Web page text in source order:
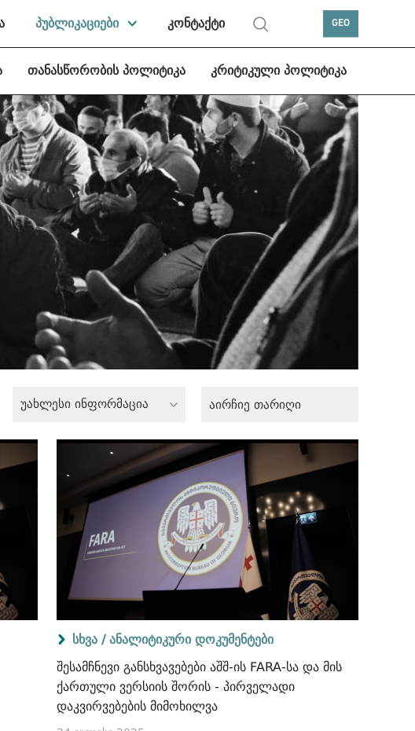
პუბლიკაციები კონტაქტი GEO
თანასწორობის პოლიტიკა კრიტიკული პოლიტიკა
უახლესი ინფორმაცია
სხვა / ანალიტიკური დოკუმენტები
შესამჩნევი განსხვავებები აშშ-ის FARA-სა და მის
ქართული ვერსიის შორის - პირველადი
დაკვირვებების მიმოხილვა